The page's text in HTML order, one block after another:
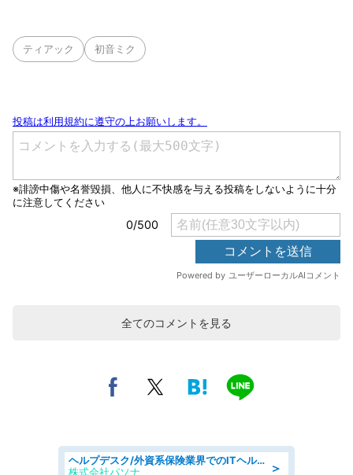
ティアック 初音ミク
全てのコメントを見る
＞
ヘルプデスク/外資系保険業界でのITヘルプデスク業務/駅近/即日勤務可/ヘルプデスク
株式会社パソナ